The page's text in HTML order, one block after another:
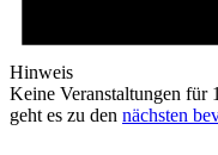
Hinweis
Keine Veranstaltungen für
geht es zu den nächsten